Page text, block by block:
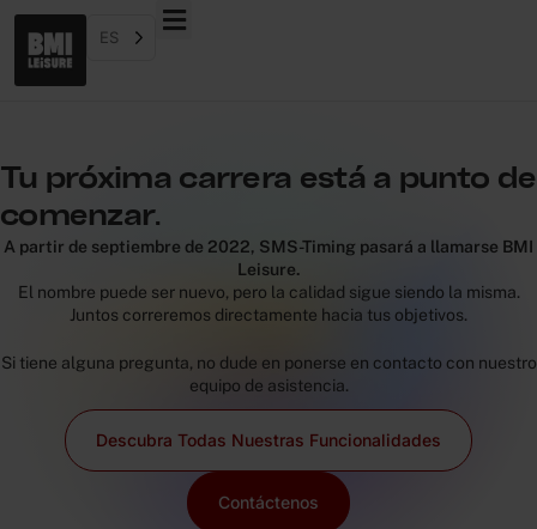
ES
Tu próxima carrera está a punto de
comenzar.
A partir de septiembre de 2022, SMS-Timing pasará a llamarse BMI
Leisure.
El nombre puede ser nuevo, pero la calidad sigue siendo la misma.
Juntos correremos directamente hacia tus objetivos.
Si tiene alguna pregunta, no dude en ponerse en contacto con nuestro
equipo de asistencia.
Descubra Todas Nuestras Funcionalidades
Contáctenos